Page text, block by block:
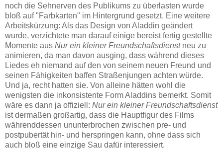
noch die Sehnerven des Publikums zu überlasten wurde
bloß auf "Farbkarten" im Hintergrund gesetzt. Eine weitere
Arbeitskürzung: Als das Design von Aladdin geändert
wurde, verzichtete man darauf einige bereist fertig gestellte
Momente aus Nur ein kleiner Freundschaftsdienstneu zu
animieren, da man davon ausging, dass während dieses
Liedes eh niemand auf den von seinem neuen Freund und
seinen Fähigkeiten baffen Straßenjungen achten würde.
Und ja, recht hatten sie. Von alleine hätten wohl die
wenigsten die inkonsistente Form Aladdins bemerkt. Somit
wäre es dann ja offiziell: Nur ein kleiner Freundschaftsdienst
ist dermaßen großartig, dass die Hauptfigur des Films
währenddessen ununterbrochen zwischen pre- und
postpubertät hin- und herspringen kann, ohne dass sich
auch bloß eine einzige Sau dafür interessiert.